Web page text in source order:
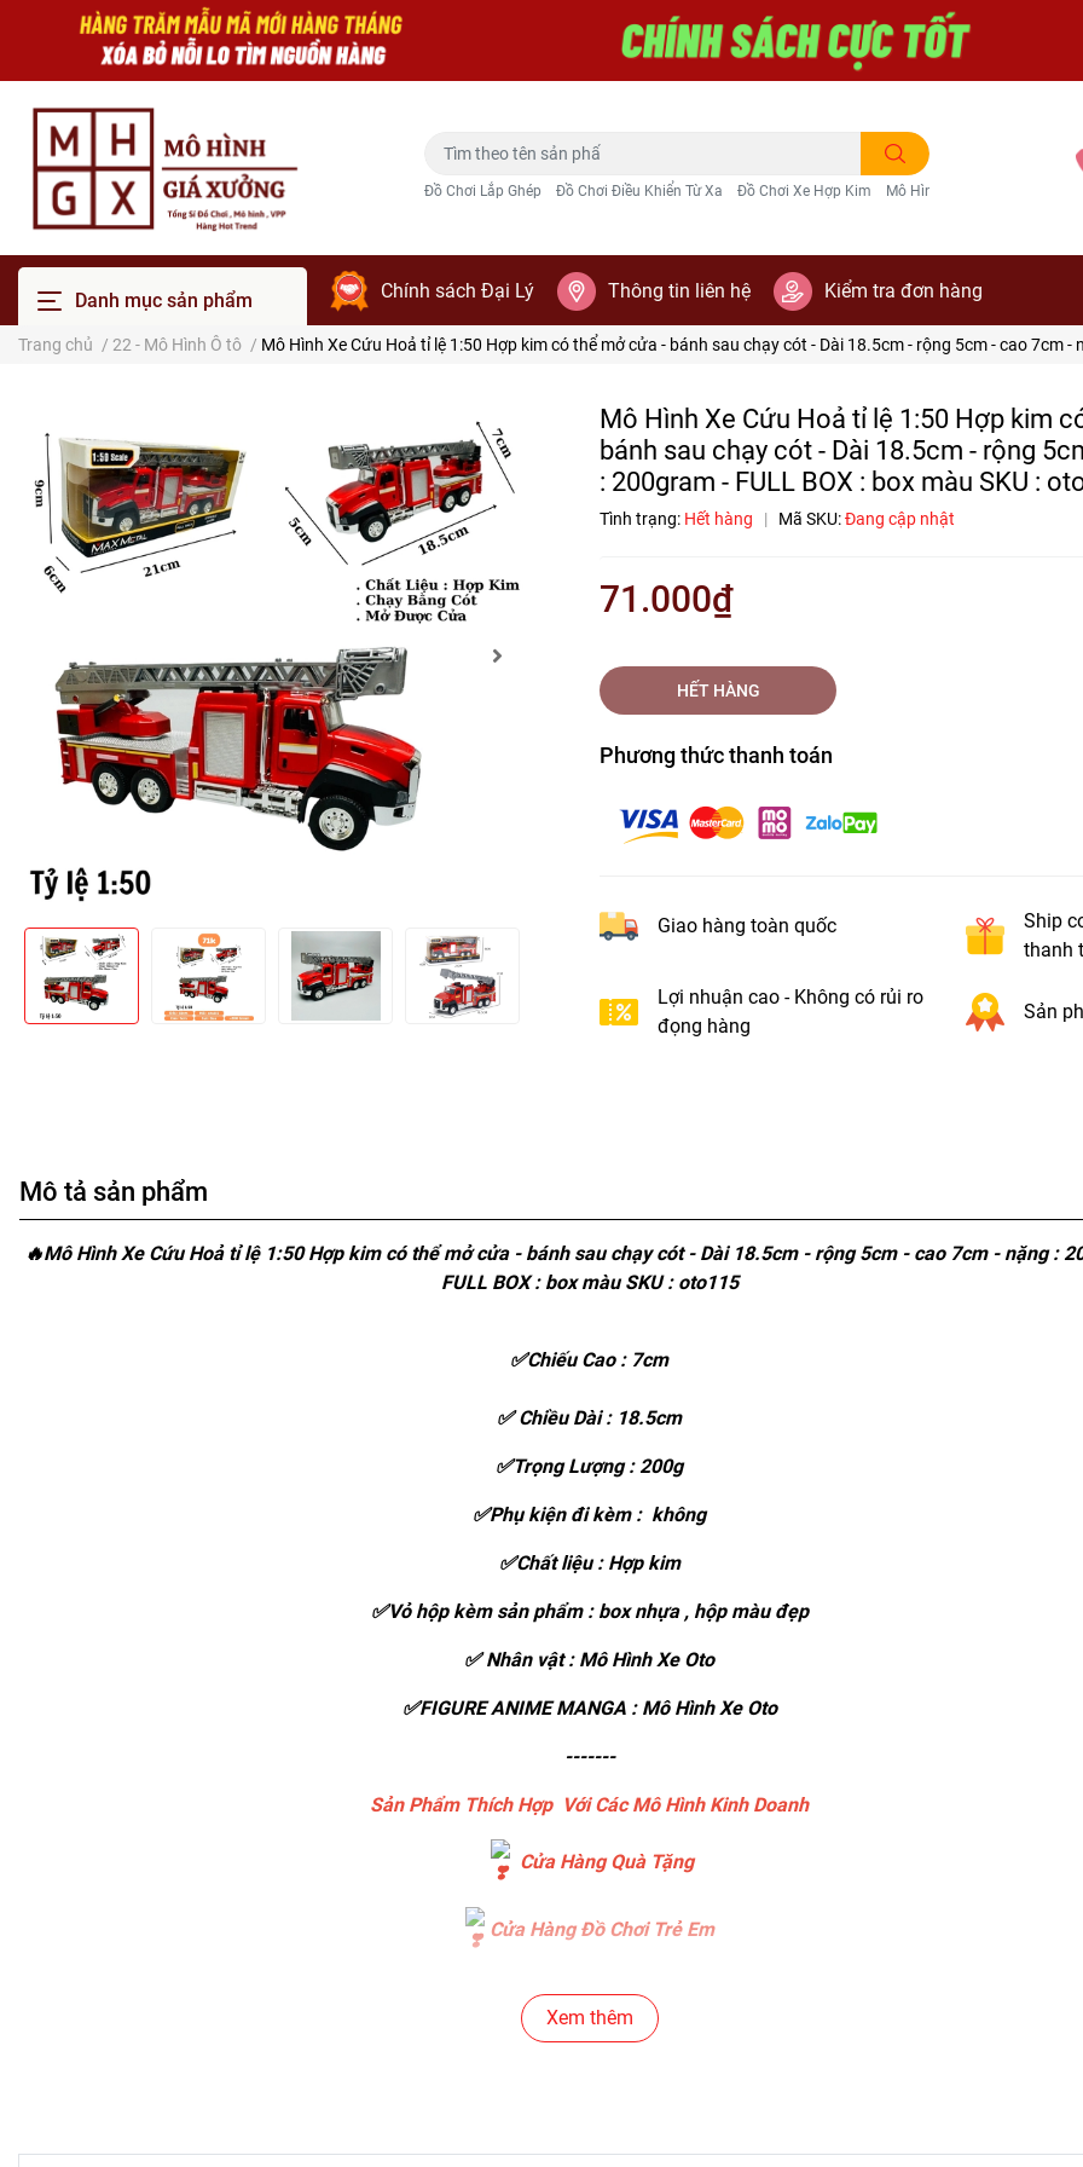
Đồ Chơi Lắp Ghép Đồ Chơi Điều Khiển Từ Xa Đồ Chơi Xe Hợp Kim Mô Hình Trang Trí
Danh mục sản phẩm Chính sách Đại Lý Thông tin liên hệ Kiểm tra đơn hàng
Trang chủ / 22 - Mô Hình Ô tô / Mô Hình Xe Cứu Hoả tỉ lệ 1:50 Hợp kim có thể mở cửa - bánh sau chạy cót - Dài 18.5cm - rộng 5cm - cao 7cm -
Mô Hình Xe Cứu Hoả tỉ lệ 1:50 Hợp kim
bánh sau chạy cót - Dài 18.5cm - rộng
: 200gram - FULL BOX : box màu SKU :
Tình trạng: Hết hàng | Mã SKU:Đang cập nhật
71.000₫
HẾT HÀNG
Phương thức thanh toán
Giao hàng toàn quốc
Ship
thanh
Lợi nhuận cao - Không có rủi ro
đọng hàng
Sản
Mô tả sản phẩm
🔥Mô Hình Xe Cứu Hoả tỉ lệ 1:50 Hợp kim có thể mở cửa - bánh sau chạy cót - Dài 18.5cm - rộng 5cm - cao 7cm - nặng :
FULL BOX : box màu SKU : oto115
✅Chiếu Cao : 7cm
✅ Chiều Dài : 18.5cm
✅Trọng Lượng : 200g
✅Phụ kiện đi kèm : không
✅Chất liệu : Hợp kim
✅Vỏ hộp kèm sản phẩm : box nhựa , hộp màu đẹp
✅ Nhân vật : Mô Hình Xe Oto
✅FIGURE ANIME MANGA : Mô Hình Xe Oto
-------
Sản Phẩm Thích Hợp Với Các Mô Hình Kinh Doanh
Cửa Hàng Quà Tặng
Cửa Hàng Đồ Chơi Trẻ Em
Cửa Hàng Bánh Sinh Nhật
Xem thêm